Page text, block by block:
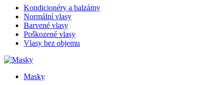
Kondicionéry a balzámy
Normální vlasy
Barvené vlasy
Poškozené vlasy
Vlasy bez objemu
Masky